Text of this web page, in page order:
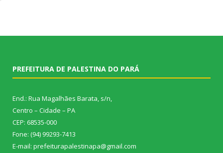
PREFEITURA DE PALESTINA DO PARÁ
End.: Rua Magalhães Barata, s/n,
Centro – Cidade – PA
CEP: 68535-000
Fone: (94) 99293-7413
E-mail: prefeiturapalestinapa@gmail.com